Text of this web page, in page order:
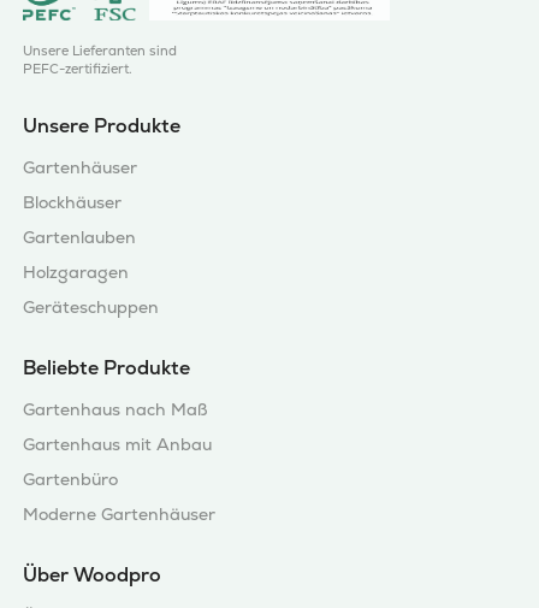
Unsere Lieferanten sind
PEFC-zertifiziert.
Unsere Produkte
Gartenhäuser
Blockhäuser
Gartenlauben
Holzgaragen
Geräteschuppen
Beliebte Produkte
Gartenhaus nach Maß
Gartenhaus mit Anbau
Gartenbüro
Moderne Gartenhäuser
Über Woodpro